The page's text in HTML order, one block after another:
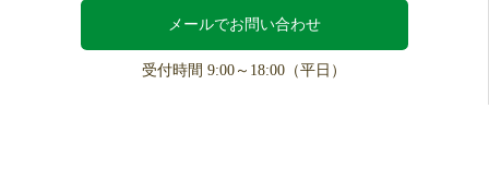
メールでお問い合わせ
受付時間 9:00～18:00（平日）